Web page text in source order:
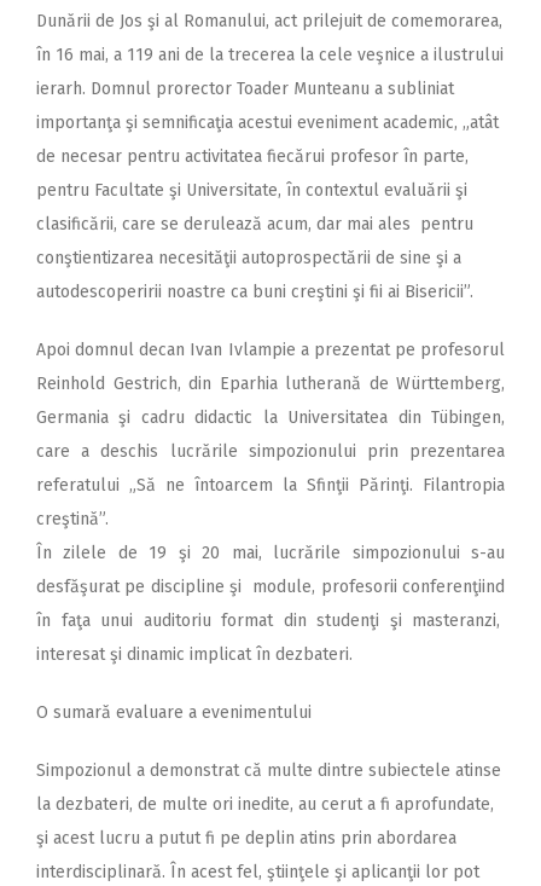
Dunării de Jos şi al Romanului, act prilejuit de comemorarea,
în 16 mai, a 119 ani de la trecerea la cele veşnice a ilustrului
ierarh. Domnul prorector Toader Munteanu a subliniat
importanţa şi semnificaţia acestui eveniment academic, „atât
de necesar pentru activitatea fiecărui profesor în parte,
pentru Facultate şi Universitate, în contextul evaluării şi
clasificării, care se derulează acum, dar mai ales pentru
conştientizarea necesităţii autoprospectării de sine şi a
autodescoperirii noastre ca buni creştini şi fii ai Bisericii”.
Apoi domnul decan Ivan Ivlampie a prezentat pe profesorul
Reinhold Gestrich, din Eparhia lutherană de Württemberg,
Germania şi cadru didactic la Universitatea din Tübingen,
care a deschis lucrările simpozionului prin prezentarea
referatului „Să ne întoarcem la Sfinţii Părinţi. Filantropia
creştină”.
În zilele de 19 şi 20 mai, lucrările simpozionului s-au
desfăşurat pe discipline şi module, profesorii conferenţiind
în faţa unui auditoriu format din studenţi şi masteranzi,
interesat şi dinamic implicat în dezbateri.
O sumară evaluare a evenimentului
Simpozionul a demonstrat că multe dintre subiectele atinse
la dezbateri, de multe ori inedite, au cerut a fi aprofundate,
şi acest lucru a putut fi pe deplin atins prin abordarea
interdisciplinară. În acest fel, ştiinţele şi aplicanţii lor pot